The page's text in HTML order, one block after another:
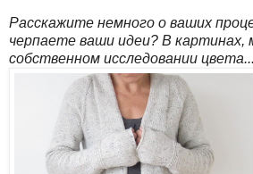
Расскажите немного о ваших
черпаете ваши идеи? В картинах,
собственном исследовании